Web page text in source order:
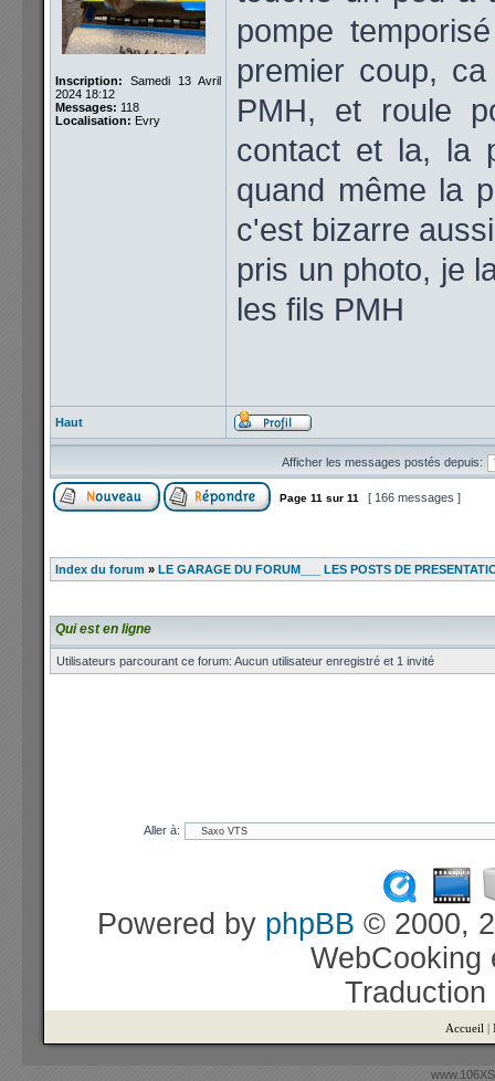
Inscription: Samedi 13 Avril
2024 18:12
Messages: 118
Localisation: Evry
pompe
premier coup,
PMH, et roule
contact et la, la
quand même la
c'est bizarre
pris un photo, je
les fils PMH
Haut
Afficher les messages postés depuis:
Page 11 sur 11 [ 166 messages ]
Index du forum » LE GARAGE DU FORUM___ LES POSTS DE
Qui est en ligne
Utilisateurs parcourant ce forum: Aucun utilisateur enregistré et 1 invité
Aller à:
Powered by phpBB © 2000,
Accueil |